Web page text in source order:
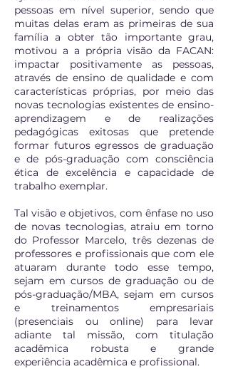
pessoas em nível superior, sendo que
muitas delas eram as primeiras de sua
família a obter tão importante grau,
motivou a a própria visão da FACAN:
impactar positivamente as pessoas,
através de ensino de qualidade e com
características próprias, por meio das
novas tecnologias existentes de ensino-
aprendizagem e de realizações
pedagógicas exitosas que pretende
formar futuros egressos de graduação
e de pós-graduação com consciência
ética de excelência e capacidade de
trabalho exemplar.
Tal visão e objetivos, com ênfase no uso
de novas tecnologias, atraiu em torno
do Professor Marcelo, três dezenas de
professores e profissionais que com ele
atuaram durante todo esse tempo,
sejam em cursos de graduação ou de
pós-graduação/MBA, sejam em cursos
e treinamentos empresariais
(presenciais ou online) para levar
adiante tal missão, com titulação
acadêmica robusta e grande
experiência acadêmica e profissional.